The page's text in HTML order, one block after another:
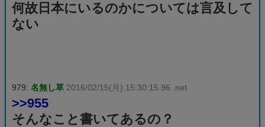
何故日本にいるのかについては言及して
ない
979: 名無し草 2016/02/15(月) 15:30:15.96 .net
>>955
そんなこと書いてあるの？